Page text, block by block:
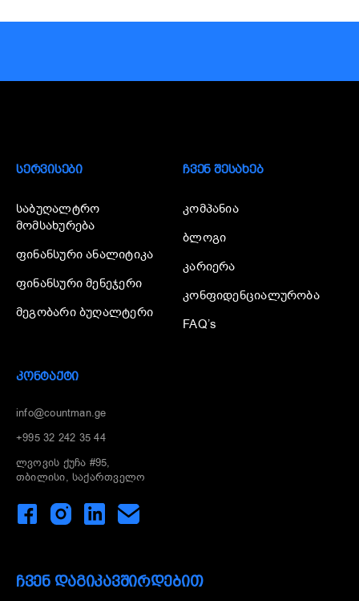
ᲡᲔᲠᲕᲘᲡᲔᲑᲘ
საბუღალტრო
მომსახურება
ფინანსური ანალიტიკა
ფინანსური მენეჯერი
მეგობარი ბუღალტერი
ᲩᲕᲔᲜ ᲨᲔᲡᲐᲮᲔᲑ
კომპანია
ბლოგი
კარიერა
კონფიდენციალურობა
FAQ’s
ᲙᲝᲜᲢᲐᲥᲢᲘ
info@countman.ge
+995 32 242 35 44
ლვოვის ქუჩა #95,
თბილისი, საქართველო
ᲩᲕᲔᲜ ᲓᲐᲒᲘᲙᲐᲕᲨᲘᲠᲓᲔᲑᲘᲗ